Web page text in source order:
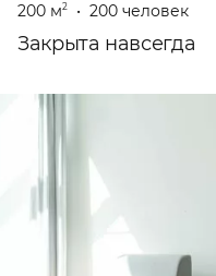
200 м2 • 200 человек
Закрыта навсегда